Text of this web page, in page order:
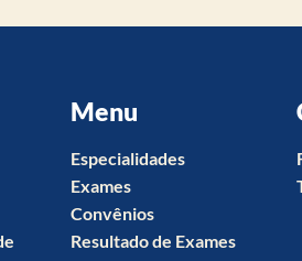
Menu
Especialidades
Exames
Convênios
Resultado de Exames